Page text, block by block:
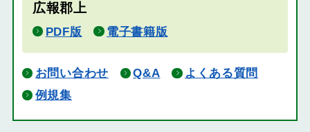
広報郡上
PDF版 電子書籍版
お問い合わせ Q&A
よくある質問
例規集